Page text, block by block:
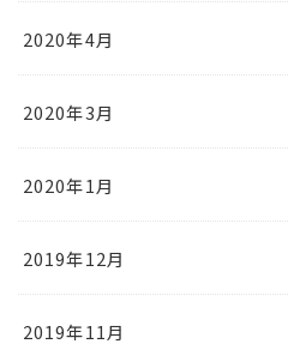
2020年4月
2020年3月
2020年1月
2019年12月
2019年11月